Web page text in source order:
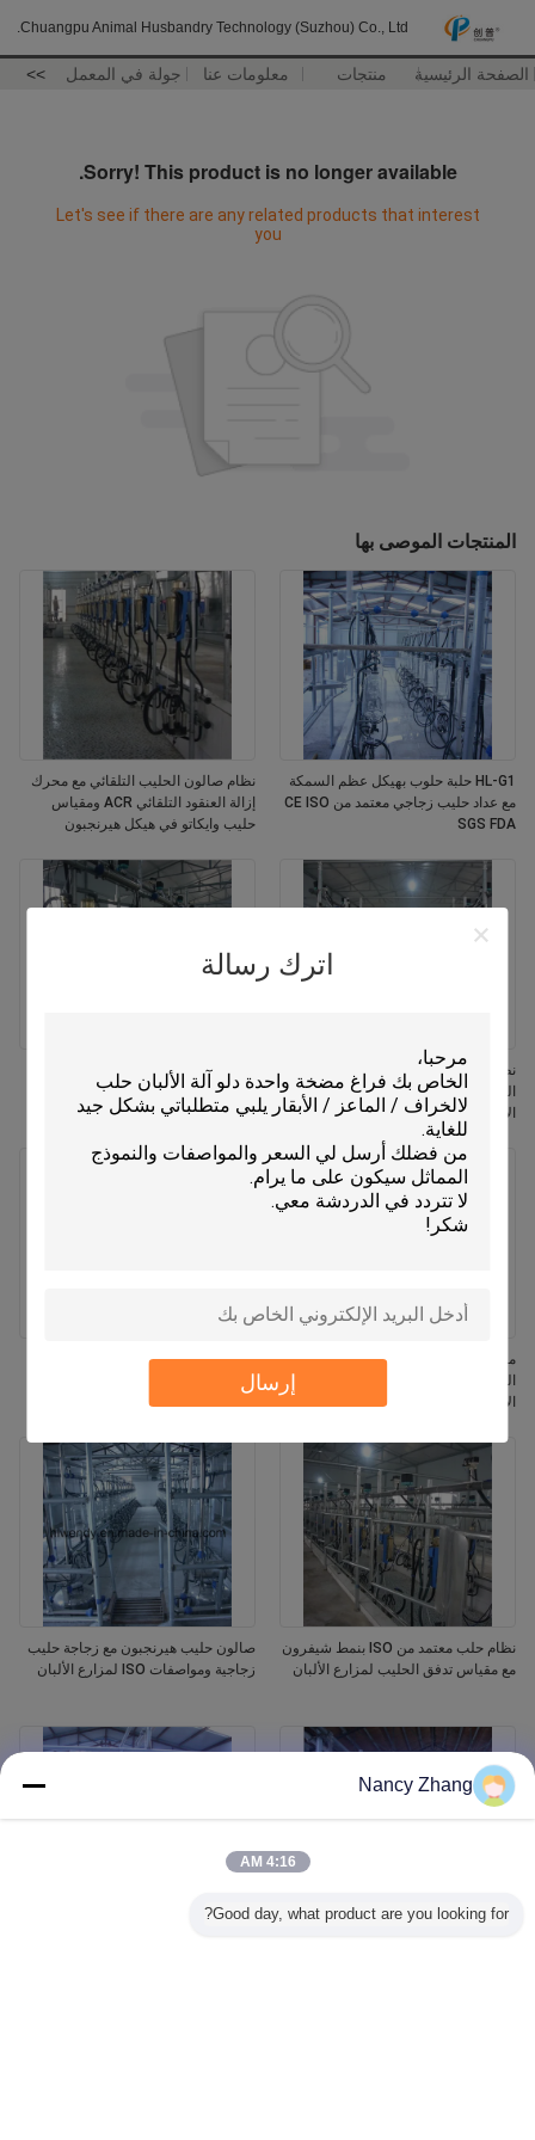
Chuangpu Animal Husbandry Technology (Suzhou) Co., Ltd.
الصفحة الرئيسية منتجات معلومات عنا جولة في المعمل >>
اترك رسالة
إرسال
Sorry! This product is no longer available.
Let's see if there are any related products that interest
you
المنتجات الموصى بها
نظام صالون الحليب التلقائي مع محرك
إزالة العنقود التلقائي ACR ومقياس
حليب وايكاتو في هيكل هيرنجبون
HL-G1 حلبة حلوب بهيكل عظم السمكة
مع عداد حليب زجاجي معتمد من CE ISO
SGS FDA
عداد تدفق الحليب نظام صالون حليب
العظام الرمادية نظام حليب الحليب
المحمول المعتمد من قبل FDA
نظام حلب الأبقار بنظام عداد الحليب
المتدفق بنظام شيفرون مع مزيل الأكواب
الأوتوماتيكي وعداد حليب وايكاتو للأبقار
نظام إزالة الكتل التلقائي لمستودع
النبضات القابل للتعديل ووظيفة الحليب
معدات حلب الأبقار الحلوب بتصميم عظم
السمكة مع نظام إزالة الأكواب
الأوتوماتيكي وآلة حلب متنقلة بمواصفات
صالون حليب هيرنجبون مع زجاجة حليب
زجاجية ومواصفات ISO لمزارع الألبان
نظام حلب معتمد من ISO بنمط شيفرون
مع مقياس تدفق الحليب لمزارع الألبان
Nancy Zhang
4:16 AM
Good day, what product are you looking for?